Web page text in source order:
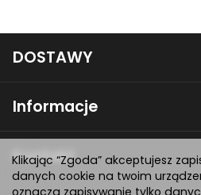
DOSTAWY
Informacje
Kontakt
Klikając “Zgoda” akceptujesz
danych cookie na twoim
oznacza zapisywanie tylko